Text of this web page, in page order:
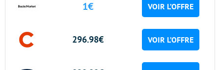
1€ VOIR L’OFFRE
296.98€ VOIR L’OFFRE